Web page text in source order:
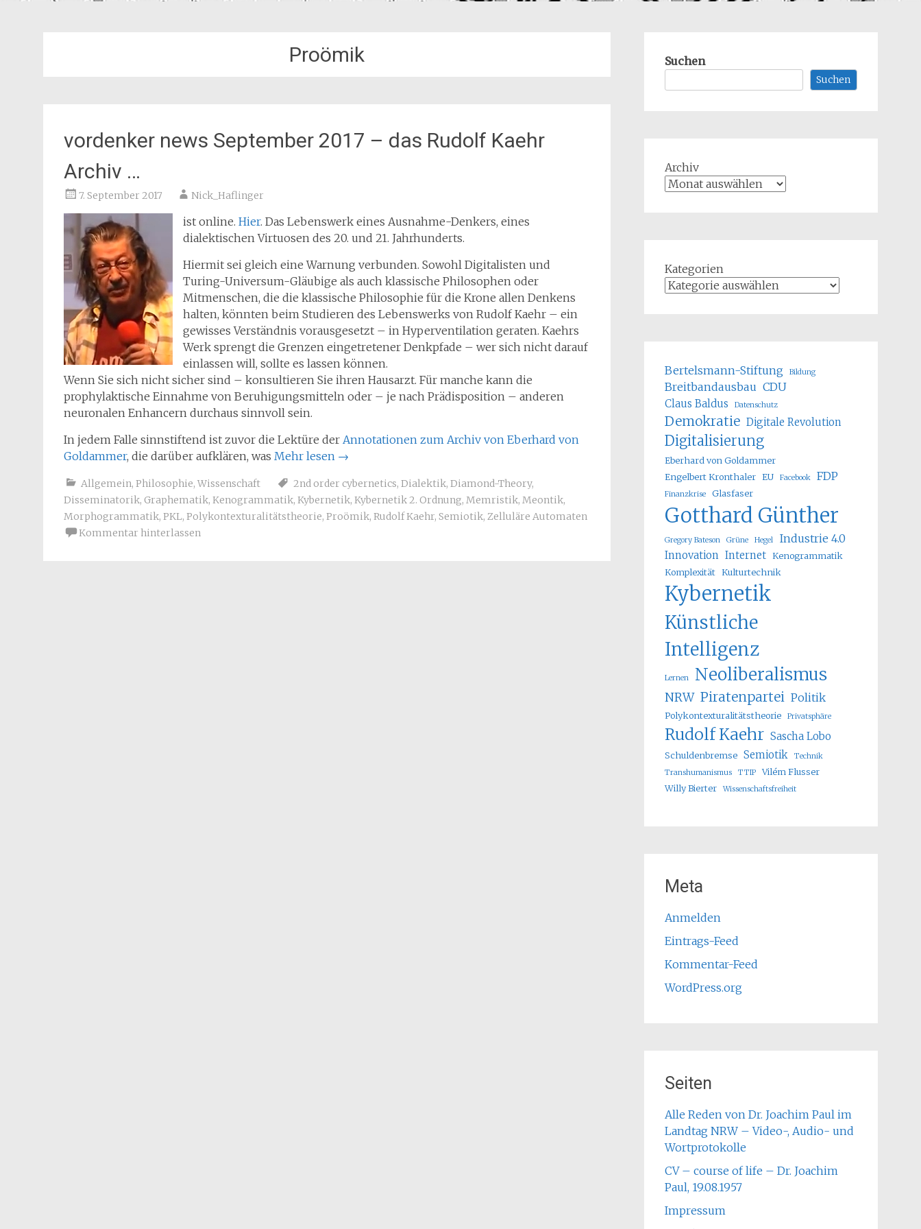
Proömik
vordenker news September 2017 – das Rudolf Kaehr
Archiv …
7. September 2017 Nick_Haflinger
ist online. Hier. Das Lebenswerk eines Ausnahme-Denkers, eines
dialektischen Virtuosen des 20. und 21. Jahrhunderts.
Hiermit sei gleich eine Warnung verbunden. Sowohl Digitalisten und
Turing-Universum-Gläubige als auch klassische Philosophen oder
Mitmenschen, die die klassische Philosophie für die Krone allen Denkens
halten, könnten beim Studieren des Lebenswerks von Rudolf Kaehr – ein
gewisses Verständnis vorausgesetzt – in Hyperventilation geraten. Kaehrs
Werk sprengt die Grenzen eingetretener Denkpfade – wer sich nicht darauf
einlassen will, sollte es lassen können.
Wenn Sie sich nicht sicher sind – konsultieren Sie ihren Hausarzt. Für manche kann die
prophylaktische Einnahme von Beruhigungsmitteln oder – je nach Prädisposition – anderen
neuronalen Enhancern durchaus sinnvoll sein.
In jedem Falle sinnstiftend ist zuvor die Lektüre der Annotationen zum Archiv von Eberhard von
Goldammer, die darüber aufklären, was Mehr lesen →
Allgemein, Philosophie, Wissenschaft 2nd order cybernetics, Dialektik, Diamond-Theory,
Disseminatorik, Graphematik, Kenogrammatik, Kybernetik, Kybernetik 2. Ordnung, Memristik, Meontik,
Morphogrammatik, PKL, Polykontexturalitätstheorie, Proömik, Rudolf Kaehr, Semiotik, Zelluläre Automaten
Kommentar hinterlassen
Suchen
Suchen
Archiv
Kategorien
Bertelsmann-Stiftung Bildung
Breitbandausbau CDU
Claus Baldus Datenschutz
Demokratie Digitale Revolution
Digitalisierung
Eberhard von Goldammer
Engelbert Kronthaler EU Facebook FDP
Finanzkrise Glasfaser
Gotthard Günther
Gregory Bateson Grüne Hegel Industrie 4.0
Innovation Internet Kenogrammatik
Komplexität Kulturtechnik
Kybernetik
Künstliche
Intelligenz
Lernen Neoliberalismus
NRW Piratenpartei Politik
Polykontexturalitätstheorie Privatsphäre
Rudolf Kaehr Sascha Lobo
Schuldenbremse Semiotik
Technik
Transhumanismus
TTIP
Vilém Flusser
Willy Bierter
Wissenschaftsfreiheit
Meta
Anmelden
Eintrags-Feed
Kommentar-Feed
WordPress.org
Seiten
Alle Reden von Dr. Joachim Paul im
Landtag NRW – Video-, Audio- und
Wortprotokolle
CV – course of life – Dr. Joachim
Paul, 19.08.1957
Impressum